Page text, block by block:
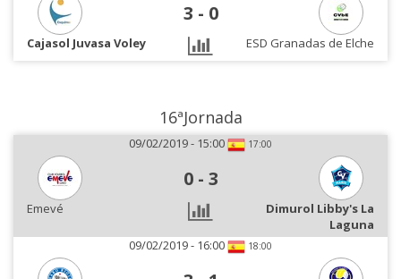
3 - 0
Cajasol Juvasa Voley ESD Granadas de Elche
16ªJornada
09/02/2019 - 15:00 17:00
0 - 3
Emevé
Dimurol Libby's La
Laguna
09/02/2019 - 16:00
18:00